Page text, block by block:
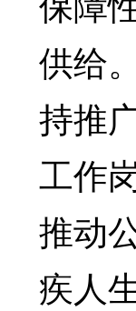
供给
持推
工作
推动
疾人